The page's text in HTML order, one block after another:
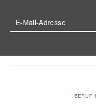
E-Mail-Adresse
BERUF